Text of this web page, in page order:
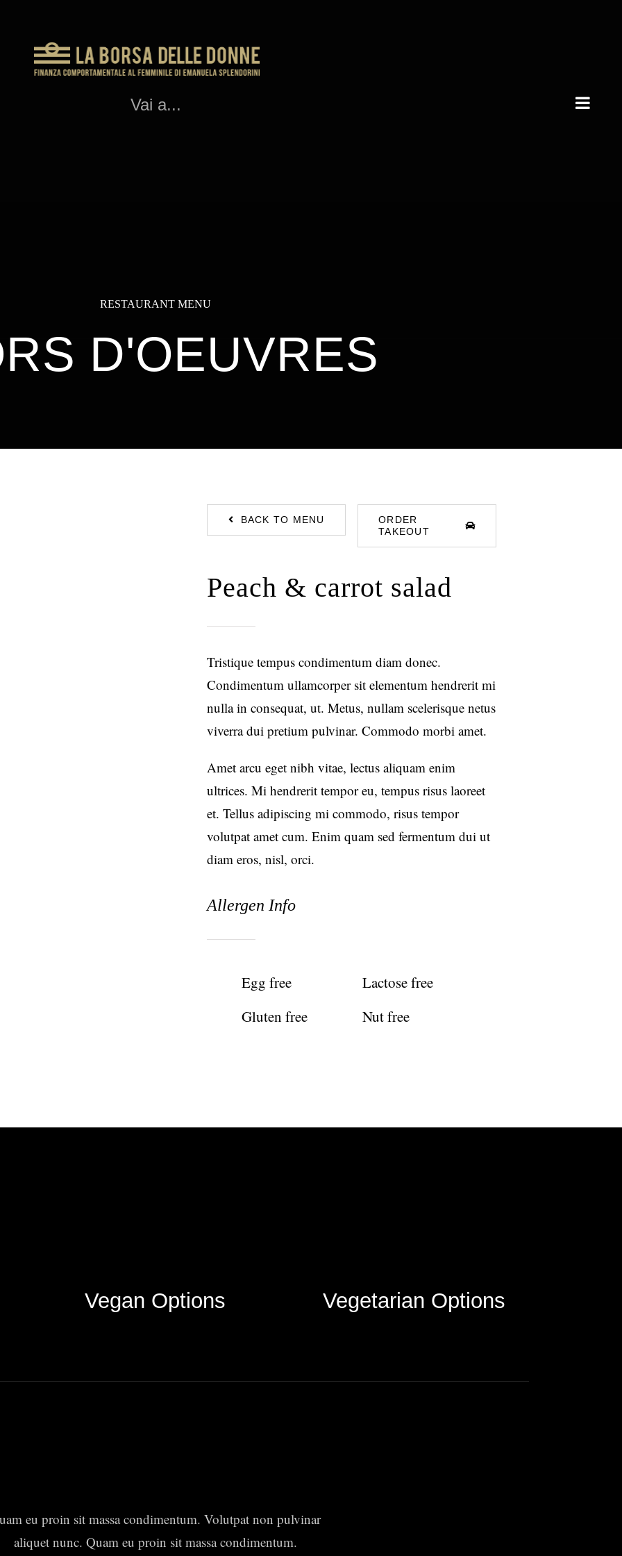
Vai a...
RESTAURANT MENU
D'OEUVRES
BACK TO MENU
ORDER
TAKEOUT
Peach & carrot salad
Tristique tempus condimentum diam donec.
Condimentum ullamcorper sit elementum hendrerit mi
nulla in consequat, ut. Metus, nullam scelerisque netus
viverra dui pretium pulvinar. Commodo morbi amet.
Amet arcu eget nibh vitae, lectus aliquam enim
ultrices. Mi hendrerit tempor eu, tempus risus laoreet
et. Tellus adipiscing mi commodo, risus tempor
volutpat amet cum. Enim quam sed fermentum dui ut
diam eros, nisl, orci.
Allergen Info
Egg free
Gluten free
Lactose free
Nut free
Vegan Options Vegetarian Options
eu proin sit massa condimentum. Volutpat non pulvinar
aliquet nunc. Quam eu proin sit massa condimentum.